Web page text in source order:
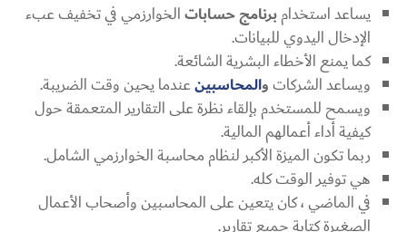
يساعد استخدامبرنامج حساباتالخوارزمي في تخفيف عبء
الإدخال اليدوي للبيانات.
كما يمنع الأخطاء البشرية الشائعة.
ويساعد الشركاتوالمحاسبينعندما يحين وقت الضريبة.
ويسمح للمستخدم بإلقاء نظرة على التقارير المتعمقة حول
كيفية أداء أعمالهم المالية.
ربما تكون الميزة الأكبر لنظام محاسبة الخوارزمي الشامل.
هي توفير الوقت كله.
في الماضي ، كان يتعين على المحاسبين وأصحاب الأعمال
الصغيرة كتابة جميع تقارير.